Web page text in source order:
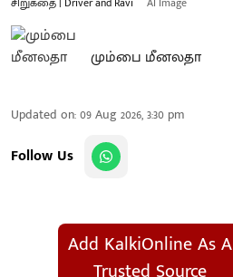
மும்பை மீனலதா
Updated on:09 Aug 2026, 3:30 pm
Follow Us
Add KalkiOnline As A